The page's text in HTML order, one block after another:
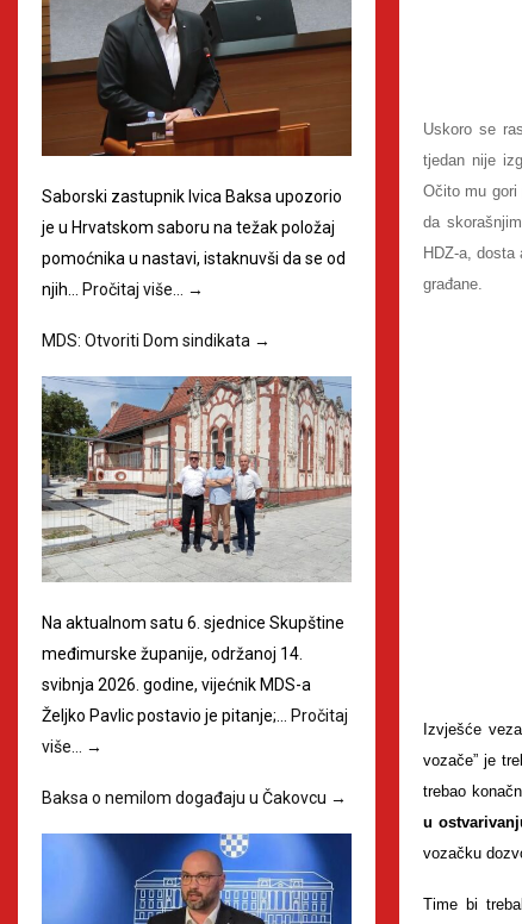
Uskoro se
tjedan nije
Očito mu
da
HDZ-a,
građane.
Izvješće
vozače” je
trebao
u
vozačku
Time bi
Saborski zastupnik Ivica Baksa upozorio
je u Hrvatskom saboru na težak položaj
pomoćnika u nastavi, istaknuvši da se od
njih…
Pročitaj više… →
MDS: Otvoriti Dom sindikata →
Na aktualnom satu 6. sjednice Skupštine
međimurske županije, održanoj 14.
svibnja 2026. godine, vijećnik MDS-a
Željko Pavlic postavio je pitanje;…
Pročitaj
više…
→
Baksa o nemilom događaju u Čakovcu →